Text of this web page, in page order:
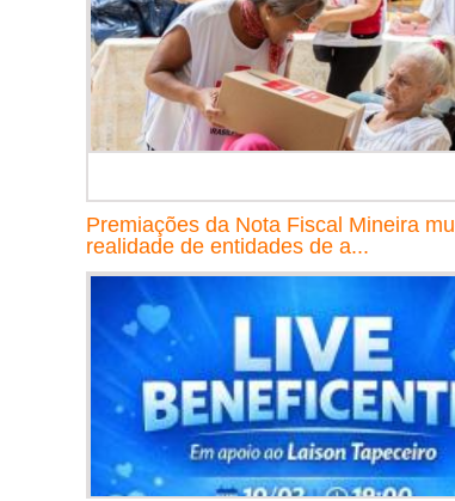
Premiações da Nota Fiscal Mineira
realidade de entidades de a...